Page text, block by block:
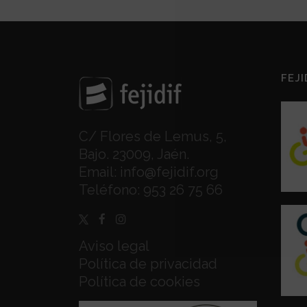
C/ Flores de Lemus, 5,
Bajo. 23009, Jaén.
Email: info@fejidif.org
Teléfono: 953 26 75 66
Aviso legal
Política de privacidad
Política de cookies